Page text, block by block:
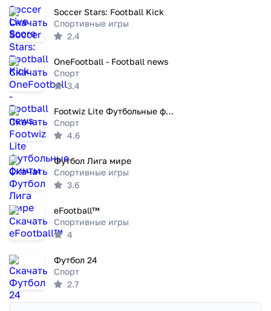
Soccer Stars: Football Kick
Спортивные игры
2.4
OneFootball - Football news
Спорт
3.4
Footwiz Lite Футбольные финты
Спорт
4.6
Футбол Лига мире
Спортивные игры
3.6
eFootball™
Спортивные игры
4
Футбол 24
Спорт
2.7